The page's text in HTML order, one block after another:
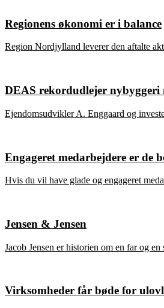
Regionens økonomi er i balance
Region Nordjylland leverer den aftalte
DEAS rekordudlejer nybyggeri
Ejendomsudvikler A. Enggaard og
Engageret medarbejdere er de
Hvis du vil have glade og engageret
Jensen & Jensen
Jacob Jensen er historien om en far og
Virksomheder får bøde for